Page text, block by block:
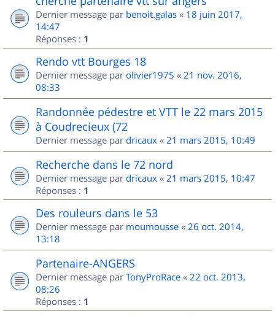
Dernier message par benoit.galas « 18 juin 2017,
14:47
Réponses : 1
Rendo vtt Bourges 18
Dernier message par olivier1975 « 21 nov. 2016,
08:33
Randonnée pédestre et VTT le 22 mars 2015
à Coudrecieux (72
Dernier message par dricaux « 21 mars 2015, 10:49
Recherche dans le 72 nord
Dernier message par dricaux « 21 mars 2015, 10:47
Réponses : 1
Des rouleurs dans le 53
Dernier message par moumousse « 26 oct. 2014,
13:18
Partenaire-ANGERS
Dernier message par TonyProRace « 22 oct. 2013,
08:26
Réponses : 1